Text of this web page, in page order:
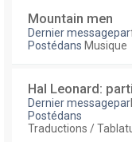
Mountain men
Dernier messagepar
Postédans Musique
Hal Leonard:
Dernier messagepar
Postédans
Traductions /